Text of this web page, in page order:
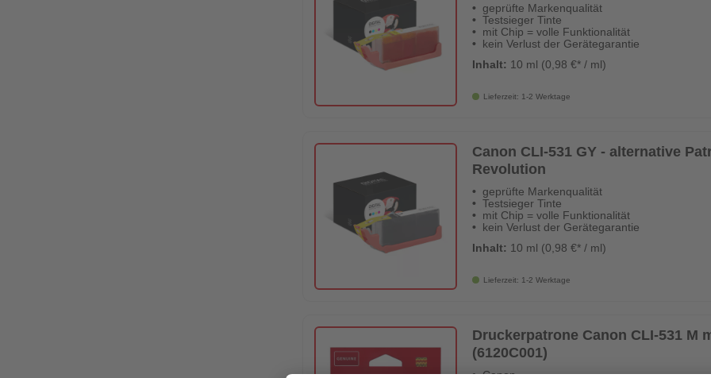
geprüfte Markenqualität
Testsieger Tinte
mit Chip = volle Funktionalität
kein Verlust der Gerätegarantie
Inhalt: 10 ml (0,98 €* / ml)
Lieferzeit: 1-2 Werktage
Canon CLI-531 GY - alternative
Revolution
geprüfte Markenqualität
Testsieger Tinte
mit Chip = volle Funktionalität
kein Verlust der Gerätegarantie
Inhalt: 10 ml (0,98 €* / ml)
Lieferzeit: 1-2 Werktage
Druckerpatrone Canon CLI-531 M
(6120C001)
Canon